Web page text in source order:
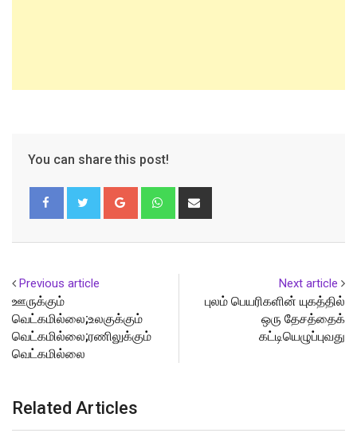
You can share this post!
Google+ Whatsapp
Previous article
ஊருக்கும்
வெட்கமில்லை;உலகுக்கும்
வெட்கமில்லை;ரணிலுக்கும்
வெட்கமில்லை
Next article
புலம் பெயரிகளின் யுகத்தில்
ஒரு தேசத்தைக்
கட்டியெழுப்புவது
Related Articles